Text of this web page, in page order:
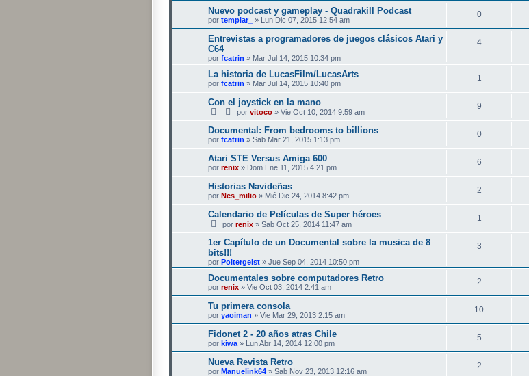
Nuevo podcast y gameplay - Quadrakill Podcast
por templar_ » Lun Dic 07, 2015 12:54 am
0
Entrevistas a programadores de juegos clásicos Atari y
C64
por fcatrin » Mar Jul 14, 2015 10:34 pm
4
La historia de LucasFilm/LucasArts
por fcatrin » Mar Jul 14, 2015 10:40 pm
1
Con el joystick en la mano
por vitoco » Vie Oct 10, 2014 9:59 am
9
Documental: From bedrooms to billions
por fcatrin » Sab Mar 21, 2015 1:13 pm
0
Atari STE Versus Amiga 600
por renix » Dom Ene 11, 2015 4:21 pm
6
Historias Navideñas
por Nes_milio » Mié Dic 24, 2014 8:42 pm
2
Calendario de Películas de Super héroes
por renix » Sab Oct 25, 2014 11:47 am
1
1er Capítulo de un Documental sobre la musica de 8
bits!!!
por Poltergeist » Jue Sep 04, 2014 10:50 pm
3
Documentales sobre computadores Retro
por renix » Vie Oct 03, 2014 2:41 am
2
Tu primera consola
por yaoiman » Vie Mar 29, 2013 2:15 am
10
Fidonet 2 - 20 años atras Chile
por kiwa » Lun Abr 14, 2014 12:00 pm
5
Nueva Revista Retro
por Manuelink64 » Sab Nov 23, 2013 12:16 am
2